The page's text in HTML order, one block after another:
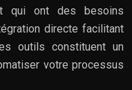
qui ont des besoins
directe facilitant
outils constituent un
votre processus